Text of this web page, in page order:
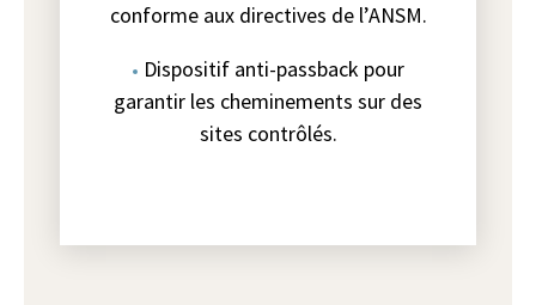
conforme aux directives de l’ANSM.
Dispositif anti-passback pour
garantir les cheminements sur des
sites contrôlés.